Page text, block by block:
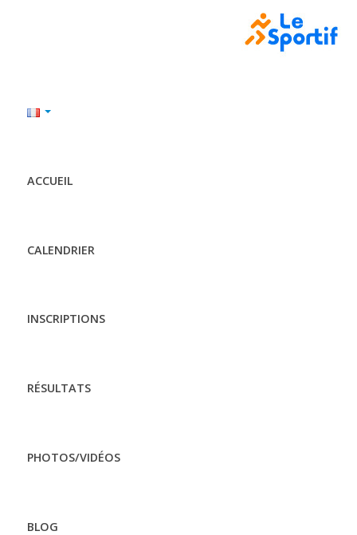
ACCUEIL
CALENDRIER
INSCRIPTIONS
RÉSULTATS
PHOTOS/VIDÉOS
BLOG